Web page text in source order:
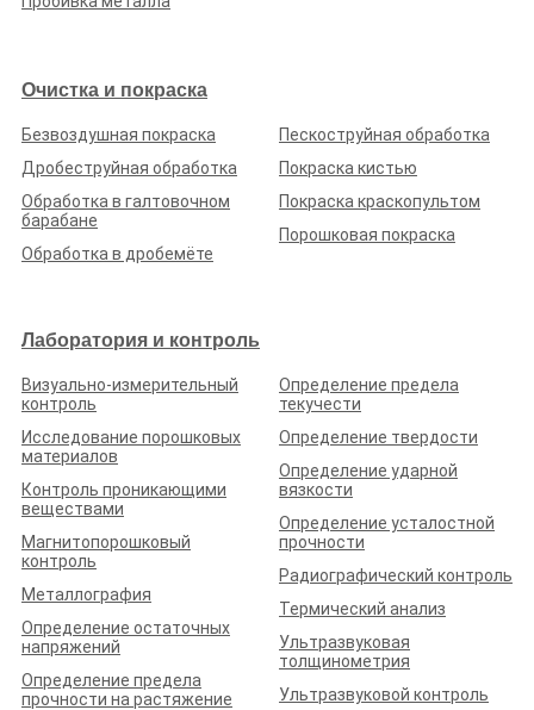
Очистка и покраска
Безвоздушная покраска
Дробеструйная обработка
Обработка в галтовочном
барабане
Обработка в дробемёте
Пескоструйная обработка
Покраска кистью
Покраска краскопультом
Порошковая покраска
Лаборатория и контроль
Визуально-измерительный
контроль
Исследование порошковых
материалов
Контроль проникающими
веществами
Магнитопорошковый
контроль
Металлография
Определение остаточных
напряжений
Определение предела
прочности на растяжение
Определение предела
текучести
Определение твердости
Определение ударной
вязкости
Определение усталостной
прочности
Радиографический контроль
Термический анализ
Ультразвуковая
толщинометрия
Ультразвуковой контроль